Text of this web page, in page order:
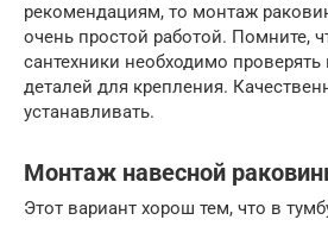
рекомендациям, то монтаж
очень простой работой. Помните,
сантехники необходимо проверять
деталей для крепления.
устанавливать.
Монтаж навесной
Этот вариант хорош тем, что в